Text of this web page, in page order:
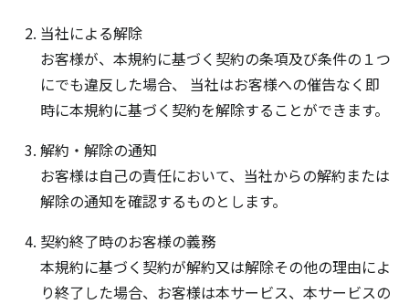
当社による解除
お客様が、本規約に基づく契約の条項及び条件の１つ
にでも違反した場合、 当社はお客様への催告なく即
時に本規約に基づく契約を解除することができます。
解約・解除の通知
お客様は自己の責任において、当社からの解約または
解除の通知を確認するものとします。
契約終了時のお客様の義務
本規約に基づく契約が解約又は解除その他の理由によ
り終了した場合、お客様は本サービス、本サービスの